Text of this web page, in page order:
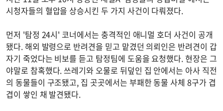
시청자들의 혈압을 상승시킨 두 가지 사건이 다뤄졌다.
먼저 '탐정 24시' 코너에서는 충격적인 애니멀 호더 사건이 공개
됐다. 해외 발령으로 반려견을 믿고 맡겼던 의뢰인은 반려견이 갑
자기 죽었다는 비보를 듣고 탐정팀에 도움을 요청했다. 현장은 그
야말로 참혹했다. 쓰레기와 오물로 뒤덮인 집 안에서는 아사 직전
의 동물들이 구조됐고, 집 곳곳에서는 부패한 동물 사체 8구가 겹
겹이 쌓인 채 발견됐다.